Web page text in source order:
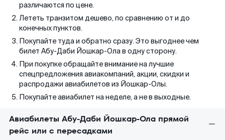
различаются по цене.
Лететь транзитом дешево, по сравнению от и до
конечных пунктов.
Покупайте туда и обратно сразу. Это выгоднее чем
билет Абу-Даби Йошкар-Ола в одну сторону.
При покупке обращайте внимание на лучшие
спецпредложения авиакомпаний, акции, скидки и
распродажи авиабилетов из Йошкар-Олы.
Покупайте авиабилет на неделе, а не в выходные.
Авиабилеты Абу-Даби Йошкар-Ола прямой
рейс или с пересадками